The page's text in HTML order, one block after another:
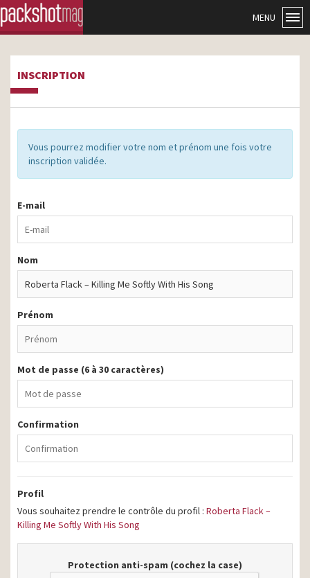
MENU
INSCRIPTION
Vous pourrez modifier votre nom et prénom une fois votre
inscription validée.
E-mail
Nom
Prénom
Mot de passe (6 à 30 caractères)
Confirmation
Profil
Vous souhaitez prendre le contrôle du profil : Roberta Flack –
Killing Me Softly With His Song
Protection anti-spam (cochez la case)